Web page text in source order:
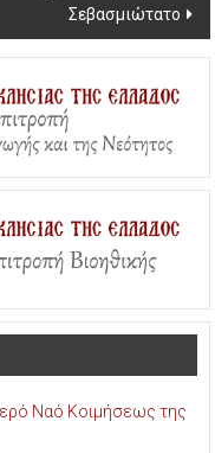
Σεβασμιώτατο
Ναό Κοιμήσεως της